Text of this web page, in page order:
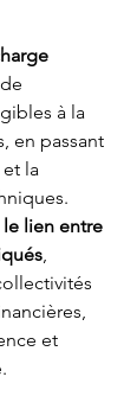
à la
en passant
la
le lien entre
,
et